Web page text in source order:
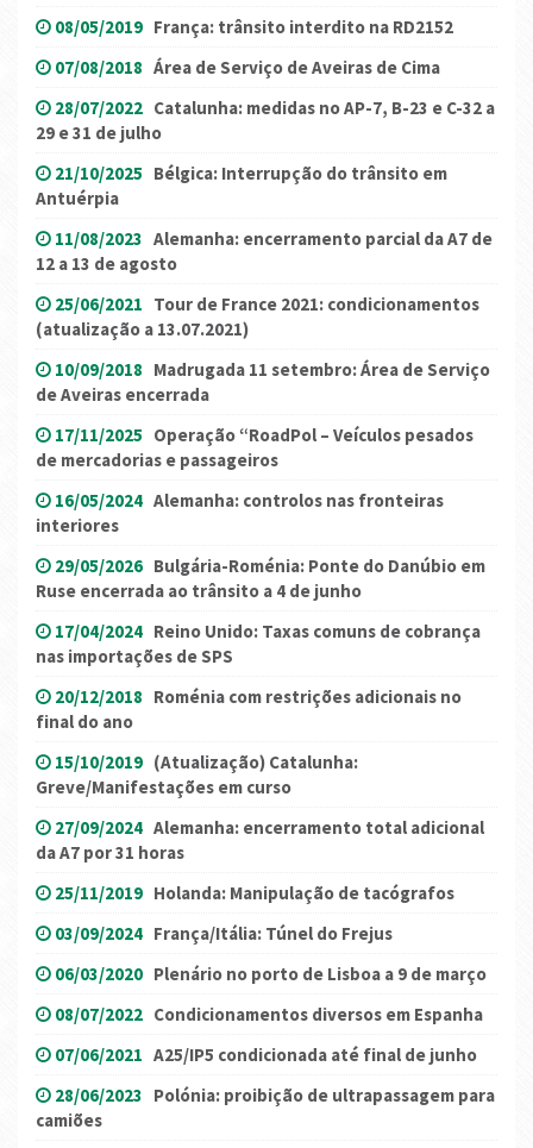
08/05/2019 França: trânsito interdito na RD2152
07/08/2018 Área de Serviço de Aveiras de Cima
28/07/2022 Catalunha: medidas no AP-7, B-23 e C-32 a
29 e 31 de julho
21/10/2025 Bélgica: Interrupção do trânsito em
Antuérpia
11/08/2023 Alemanha: encerramento parcial da A7 de
12 a 13 de agosto
25/06/2021 Tour de France 2021: condicionamentos
(atualização a 13.07.2021)
10/09/2018 Madrugada 11 setembro: Área de Serviço
de Aveiras encerrada
17/11/2025 Operação “RoadPol – Veículos pesados
de mercadorias e passageiros
16/05/2024 Alemanha: controlos nas fronteiras
interiores
29/05/2026 Bulgária-Roménia: Ponte do Danúbio em
Ruse encerrada ao trânsito a 4 de junho
17/04/2024 Reino Unido: Taxas comuns de cobrança
nas importações de SPS
20/12/2018 Roménia com restrições adicionais no
final do ano
15/10/2019 (Atualização) Catalunha:
Greve/Manifestações em curso
27/09/2024 Alemanha: encerramento total adicional
da A7 por 31 horas
25/11/2019 Holanda: Manipulação de tacógrafos
03/09/2024 França/Itália: Túnel do Frejus
06/03/2020 Plenário no porto de Lisboa a 9 de março
08/07/2022 Condicionamentos diversos em Espanha
07/06/2021 A25/IP5 condicionada até final de junho
28/06/2023 Polónia: proibição de ultrapassagem para
camiões